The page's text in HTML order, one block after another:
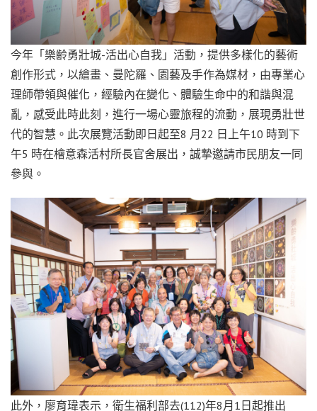
今年「樂齡勇壯城-活出心自我」活動，提供多樣化的藝術
創作形式，以繪畫、曼陀羅、園藝及手作為媒材，由專業心
理師帶領與催化，經驗內在變化、體驗生命中的和諧與混
亂，感受此時此刻，進行一場心靈旅程的流動，展現勇壯世
代的智慧。此次展覽活動即日起至8 月22 日上午10 時到下
午5 時在檜意森活村所長官舍展出，誠摯邀請市民朋友一同
參與。
此外，廖育瑋表示，衛生福利部去(112)年8月1日起推出